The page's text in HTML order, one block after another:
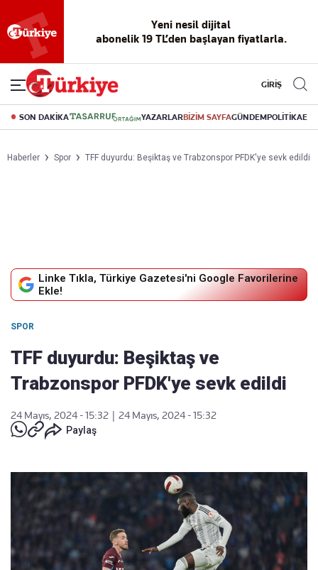
Yeni nesil dijital
abonelik 19 TL’den başlayan fiyatlarla.
GİRİŞ
SON DAKİKA YAZARLARBİZİM SAYFAGÜNDEMPOLİTİKA
Haberler Spor TFF duyurdu: Beşiktaş ve Trabzonspor PFDK'ye sevk edildi
Linke Tıkla, Türkiye Gazetesi'ni Google Favorilerine
Ekle!
SPOR
TFF duyurdu: Beşiktaş ve
Trabzonspor PFDK'ye sevk edildi
24 Mayıs, 2024 - 15:32
24 Mayıs, 2024 - 15:32
Paylaş